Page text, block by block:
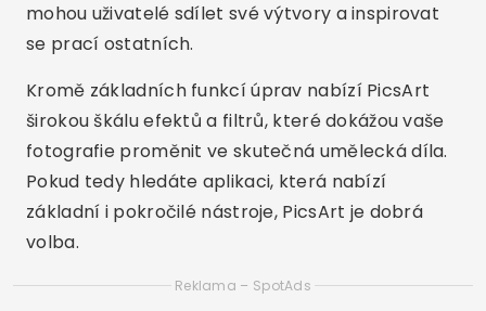
mohou uživatelé sdílet své výtvory a inspirovat
se prací ostatních.
Kromě základních funkcí úprav nabízí PicsArt
širokou škálu efektů a filtrů, které dokážou vaše
fotografie proměnit ve skutečná umělecká díla.
Pokud tedy hledáte aplikaci, která nabízí
základní i pokročilé nástroje, PicsArt je dobrá
volba.
Reklama – SpotAds